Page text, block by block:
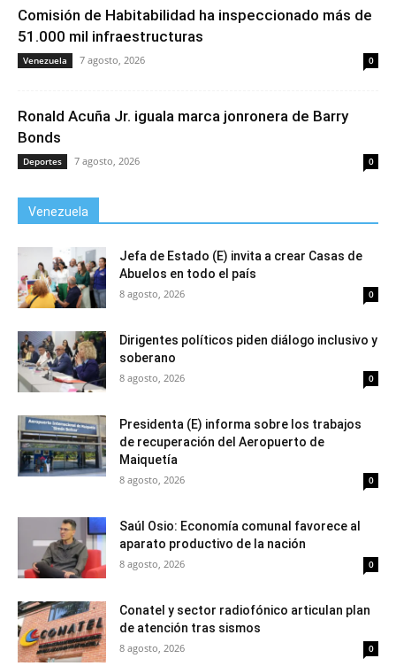
Comisión de Habitabilidad ha inspeccionado más de
51.000 mil infraestructuras
Venezuela 7 agosto, 2026 0
Ronald Acuña Jr. iguala marca jonronera de Barry
Bonds
Deportes 7 agosto, 2026 0
Venezuela
Jefa de Estado (E) invita a crear Casas de
Abuelos en todo el país
8 agosto, 2026 0
Dirigentes políticos piden diálogo inclusivo y
soberano
8 agosto, 2026 0
Presidenta (E) informa sobre los trabajos
de recuperación del Aeropuerto de
Maiquetía
8 agosto, 2026 0
Saúl Osio: Economía comunal favorece al
aparato productivo de la nación
8 agosto, 2026 0
Conatel y sector radiofónico articulan plan
de atención tras sismos
8 agosto, 2026 0